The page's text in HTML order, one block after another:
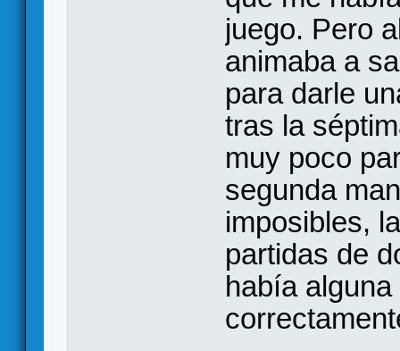
juego. Pero
animaba a
para darle
tras la
muy poco
segunda
imposibles,
partidas de
había